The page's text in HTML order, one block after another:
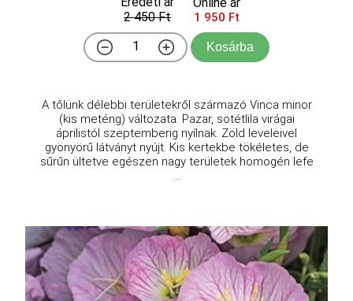
2 450 Ft
1 950 Ft
Kosárba
A tőlünk délebbi területekről származó Vinca minor
(kis meténg) változata. Pazar, sötétlila virágai
áprilistól szeptemberig nyílnak. Zöld leveleivel
gyönyörű látványt nyújt. Kis kertekbe tökéletes, de
sűrűn ültetve egészen nagy területek homogén lefe
...